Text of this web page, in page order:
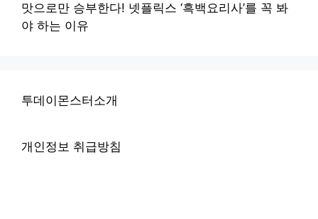
맛으로만 승부한다! 넷플릭스 ‘흑백요리사’를 꼭 봐
야 하는 이유
투데이몬스터소개
개인정보 취급방침